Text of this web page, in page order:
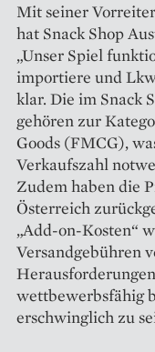
Mit seiner
hat Snack Shop
„Unser Spiel
importiere und
klar. Die im Snack
gehören zur
Goods (FMCG),
Verkaufszahl
Zudem haben die
Österreich
„Add-on-Kosten“
Versandgebühren
wettbewerbsfähig
erschwinglich zu